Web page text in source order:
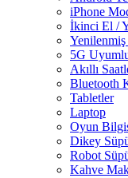
iPhone
İkinci El /
5G
Akıllı
Bluetooth
Tabletler
Laptop
Oyun
Dikey
Robot
Kahve